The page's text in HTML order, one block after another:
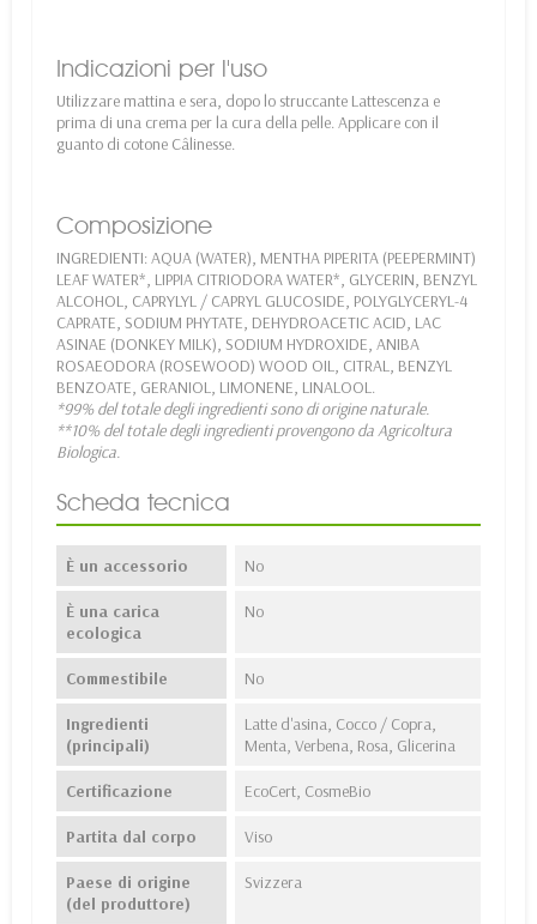
Indicazioni per l'uso
Utilizzare mattina e sera, dopo lo struccante Lattescenza e
prima di una crema per la cura della pelle. Applicare con il
guanto di cotone Câlinesse.
Composizione
INGREDIENTI: AQUA (WATER), MENTHA PIPERITA (PEEPERMINT)
LEAF WATER*, LIPPIA CITRIODORA WATER*, GLYCERIN, BENZYL
ALCOHOL, CAPRYLYL / CAPRYL GLUCOSIDE, POLYGLYCERYL-4
CAPRATE, SODIUM PHYTATE, DEHYDROACETIC ACID, LAC
ASINAE (DONKEY MILK), SODIUM HYDROXIDE, ANIBA
ROSAEODORA (ROSEWOOD) WOOD OIL, CITRAL, BENZYL
BENZOATE, GERANIOL, LIMONENE, LINALOOL.
*99% del totale degli ingredienti sono di origine naturale.
**10% del totale degli ingredienti provengono da Agricoltura
Biologica.
Scheda tecnica
È un accessorio No
È una carica
ecologica
No
Commestibile No
Ingredienti
(principali)
Latte d'asina, Cocco / Copra,
Menta, Verbena, Rosa, Glicerina
Certificazione EcoCert, CosmeBio
Partita dal corpo Viso
Paese di origine
(del produttore)
Svizzera